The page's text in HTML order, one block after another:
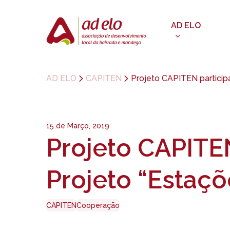
AD ELO
AD ELO CAPITEN Projeto CAPITEN
15 de Março, 2019
Projeto
Projeto
CAPITENCooperação